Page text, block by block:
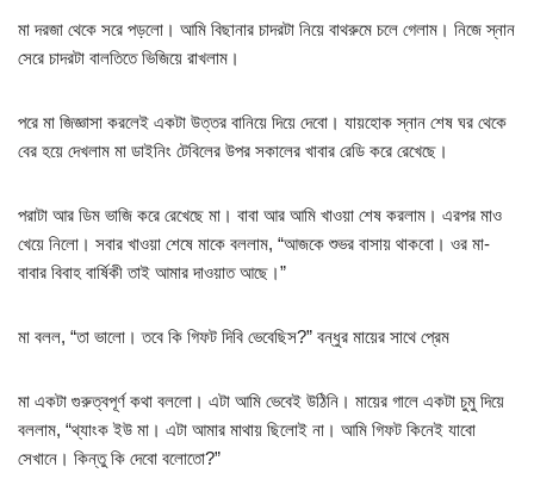
মা দরজা থেকে সরে পড়লো। আমি বিছানার চাদরটা নিয়ে বাথরুমে চলে গেলাম। নিজে স্নান
সেরে চাদরটা বালতিতে ভিজিয়ে রাখলাম।
পরে মা জিজ্ঞাসা করলেই একটা উত্তর বানিয়ে দিয়ে দেবো। যায়হোক স্নান শেষ ঘর থেকে
বের হয়ে দেখলাম মা ডাইনিং টেবিলের উপর সকালের খাবার রেডি করে রেখেছে।
পরাটা আর ডিম ভাজি করে রেখেছে মা। বাবা আর আমি খাওয়া শেষ করলাম। এরপর মাও
খেয়ে নিলো। সবার খাওয়া শেষে মাকে বললাম, “আজকে শুভর বাসায় থাকবো। ওর মা-
বাবার বিবাহ বার্ষিকী তাই আমার দাওয়াত আছে।”
মা বলল, “তা ভালো। তবে কি গিফট দিবি ভেবেছিস?” বন্ধুর মায়ের সাথে প্রেম
মা একটা গুরুত্বপূর্ণ কথা বললো। এটা আমি ভেবেই উঠিনি। মায়ের গালে একটা চুমু দিয়ে
বললাম, “থ্যাংক ইউ মা। এটা আমার মাথায় ছিলোই না। আমি গিফট কিনেই যাবো
সেখানে। কিন্তু কি দেবো বলোতো?”